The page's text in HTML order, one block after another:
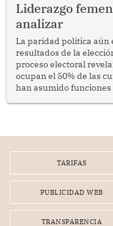
Liderazgo
analizar
La paridad política aún
resultados de la
proceso electoral
ocupan el 50% de las
han asumido
TARIFAS
PUBLICIDAD WEB
TRANSPARENCIA